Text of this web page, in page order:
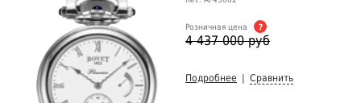
Розничная цена ?
4 437 000 руб
Подробнее Сравнить